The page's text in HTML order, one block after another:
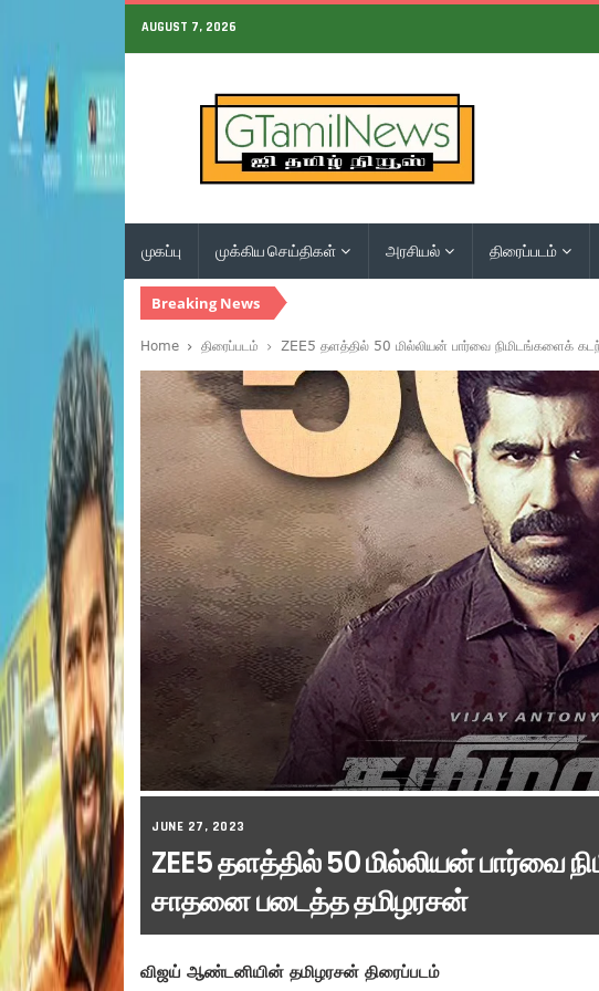
AUGUST 7, 2026
முகப்பு முக்கிய செய்திகள் அரசியல் திரைப்படம்
Breaking News
Home திரைப்படம் ZEE5 தளத்தில் 50 மில்லியன் பார்வை நிமிடங்களைக்
JUNE 27, 2023
ZEE5 தளத்தில் 50 மில்லியன் பார்வை
சாதனை படைத்த தமிழரசன்
விஜய் ஆண்டனியின் தமிழரசன் திரைப்படம்